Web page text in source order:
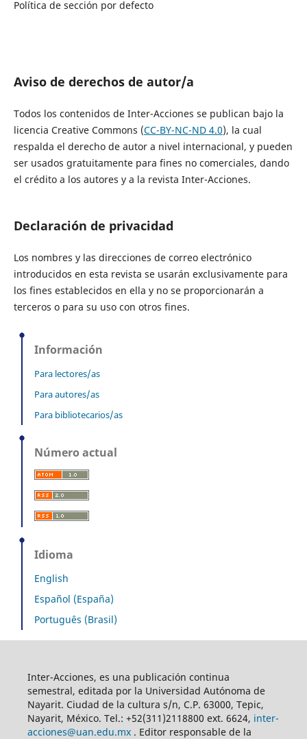
Política de sección por defecto
Aviso de derechos de autor/a
Todos los contenidos de Inter-Acciones se publican bajo la
licencia Creative Commons (CC-BY-NC-ND 4.0), la cual
respalda el derecho de autor a nivel internacional, y pueden
ser usados gratuitamente para fines no comerciales, dando
el crédito a los autores y a la revista Inter-Acciones.
Declaración de privacidad
Los nombres y las direcciones de correo electrónico
introducidos en esta revista se usarán exclusivamente para
los fines establecidos en ella y no se proporcionarán a
terceros o para su uso con otros fines.
Información
Para lectores/as
Para autores/as
Para bibliotecarios/as
Número actual
Idioma
English
Español (España)
Português (Brasil)
Inter-Acciones, es una publicación continua
semestral, editada por la Universidad Autónoma de
Nayarit. Ciudad de la cultura s/n, C.P. 63000, Tepic,
Nayarit, México. Tel.: +52(311)2118800 ext. 6624, inter-
acciones@uan.edu.mx. Editor responsable de la